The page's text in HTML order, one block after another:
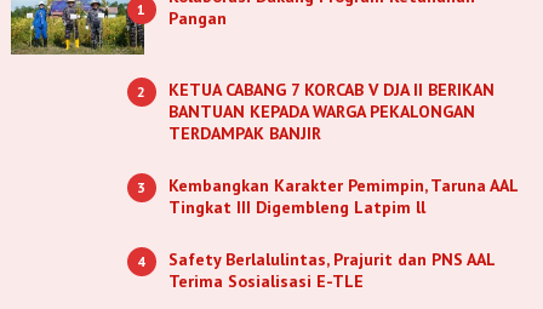
1
Pangan
2
KETUA CABANG 7 KORCAB V DJA II BERIKAN
BANTUAN KEPADA WARGA PEKALONGAN
TERDAMPAK BANJIR
3
Kembangkan Karakter Pemimpin, Taruna AAL
Tingkat III Digembleng Latpim ll
4
Safety Berlalulintas, Prajurit dan PNS AAL
Terima Sosialisasi E-TLE